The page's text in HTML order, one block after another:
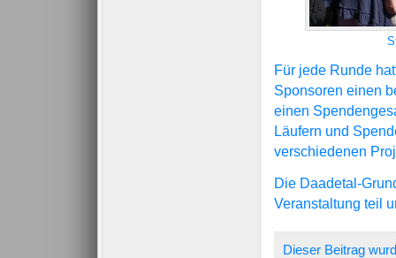
Für jede Runde
Sponsoren einen
einen
Läufern und
verschiedenen
Die Daadetal-
Veranstaltung teil
Dieser Beitrag